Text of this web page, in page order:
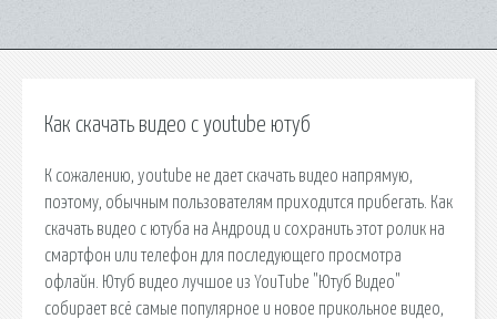
Как скачать видео с youtube ютуб
К сожалению, youtube не дает скачать видео напрямую,
поэтому, обычным пользователям приходится прибегать. Как
скачать видео с ютуба на Андроид и сохранить этот ролик на
смартфон или телефон для последующего просмотра
офлайн. Ютуб видео лучшое из YouTube "Ютуб Видео"
собирает всё самые популярное и новое прикольное видео,